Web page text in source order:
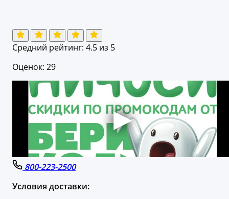
Средний рейтинг: 4.5 из 5
Оценок: 29
800-223-2500
Условия доставки: